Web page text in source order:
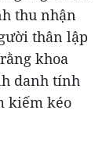
thu nhận
thân lập
khoa
danh tính
kiếm kéo